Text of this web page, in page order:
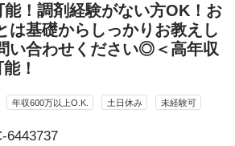
！調剤経験がない方OK！お
は基礎からしっかりお教えし
い合わせください◎＜高年収
！
年収600万以上O.K. 土日休み 未経験可
6443737